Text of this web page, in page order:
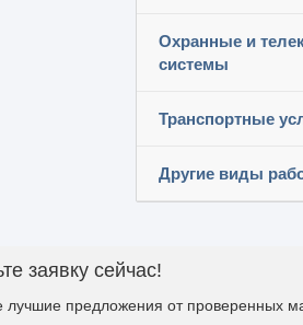
Охранные и
системы
Транспортные
Другие виды
заявку сейчас!
лучшие предложения от проверенных